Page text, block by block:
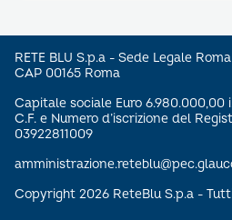
RETE BLU S.p.a - Sede Legale
CAP 00165 Roma
Capitale sociale Euro 6.980.000,00
C.F. e Numero d’iscrizione del
03922811009
Copyright 2026 ReteBlu S.p.a -